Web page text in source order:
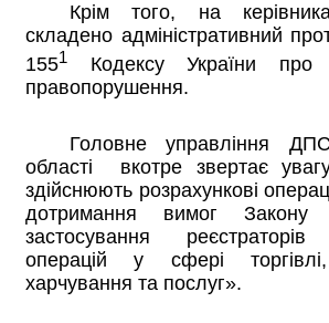
Крім того, на
складено адміністративний
1551
Кодексу України про
правопорушення.
Головне управління
області вкотре звертає
здійснюють розрахункові
дотримання вимог Закону
застосування реєстраторів
операцій у сфері
харчування та послуг».